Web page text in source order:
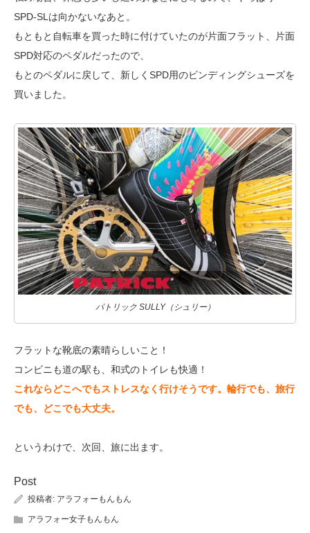
SPD-SLは向かないなあと。
もともと自転車を買った時に付けていたのが片面フラット、片面
SPD対応のペダルだったので、
もとのペダルに戻して、新しくSPD用のビンディングシューズを
買いました。
パトリック SULLY（シュリー）
フラットな靴底の素晴らしいこと！
コンビニも道の駅も、和式のトイレも快適！
これならどこへでもストレスなく行けそうです。輪行でも、旅行
でも、どこでも大丈夫。
というわけで、次回、旅に出ます。
Post
投稿者: アラフォーもんもん
アラフォー女子もんもん